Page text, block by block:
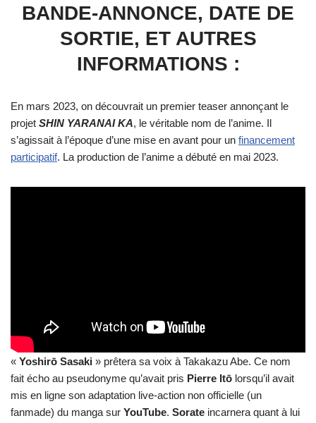
BANDE-ANNONCE, DATE DE
SORTIE, ET AUTRES
INFORMATIONS :
En mars 2023, on découvrait un premier teaser annonçant le
projet SHIN YARANAI KA, le véritable nom de l’anime. Il
s’agissait à l’époque d’une mise en avant pour un financement
participatif. La production de l’anime a débuté en mai 2023.
« Yoshirō Sasaki » prêtera sa voix à Takakazu Abe. Ce nom
fait écho au pseudonyme qu’avait pris Pierre Itō lorsqu’il avait
mis en ligne son adaptation live-action non officielle (un
fanmade) du manga sur YouTube. Sorate incarnera quant à lui